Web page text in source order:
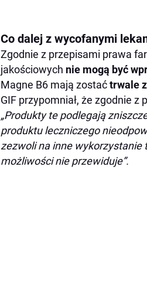
Co dalej z wycofanymi
Zgodnie z przepisami prawa
jakościowych nie mogą być
Magne B6 mają zostaćtrwale
GIF przypomniał, że zgodnie z
„Produkty te podlegają
produktu leczniczego
zezwoli na inne wykorzystanie
możliwości nie przewiduje”.